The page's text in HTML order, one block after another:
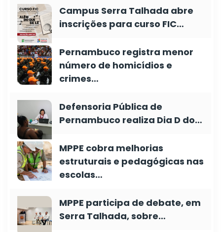
Campus Serra Talhada abre
inscrições para curso FIC…
Pernambuco registra menor
número de homicídios e
crimes…
Defensoria Pública de
Pernambuco realiza Dia D do…
MPPE cobra melhorias
estruturais e pedagógicas nas
escolas…
MPPE participa de debate, em
Serra Talhada, sobre…